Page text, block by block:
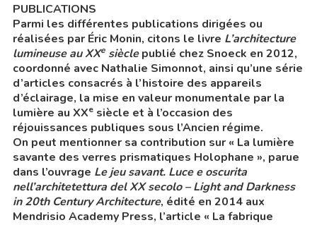
PUBLICATIONS
Parmi les différentes publications dirigées ou
réalisées par Éric Monin, citons le livre L’architecture
lumineuse au XXesièclepublié chez Snoeck en 2012,
coordonné avec Nathalie Simonnot, ainsi qu’une série
d’articles consacrés à l’histoire des appareils
d’éclairage, la mise en valeur monumentale par la
lumière au XXesiècle et à l’occasion des
réjouissances publiques sous l’Ancien régime.
On peut mentionner sa contribution sur « La lumière
savante des verres prismatiques Holophane », parue
dans l’ouvrage Le jeu savant. Luce e oscurita
nell’architetettura del XX secolo – Light and Darkness
in 20th Century Architecture, édité en 2014 aux
Mendrisio Academy Press, l’article « La fabrique